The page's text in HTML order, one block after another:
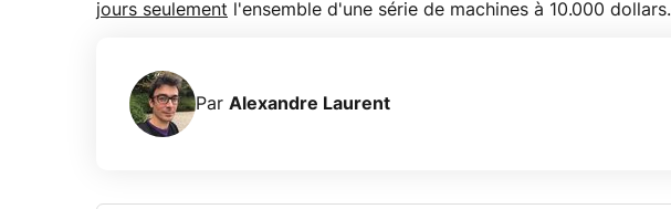
jours seulement l'ensemble d'une série de machines à 10.000 dollars.
Par Alexandre Laurent